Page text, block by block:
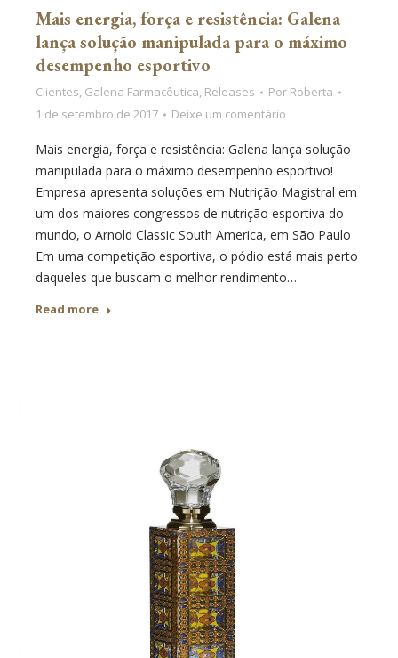
Mais energia, força e resistência: Galena
lança solução manipulada para o máximo
desempenho esportivo
Clientes, Galena Farmacêutica, Releases Por Roberta
1 de setembro de 2017
Deixe um comentário
Mais energia, força e resistência: Galena lança solução
manipulada para o máximo desempenho esportivo!
Empresa apresenta soluções em Nutrição Magistral em
um dos maiores congressos de nutrição esportiva do
mundo, o Arnold Classic South America, em São Paulo
Em uma competição esportiva, o pódio está mais perto
daqueles que buscam o melhor rendimento…
Read more